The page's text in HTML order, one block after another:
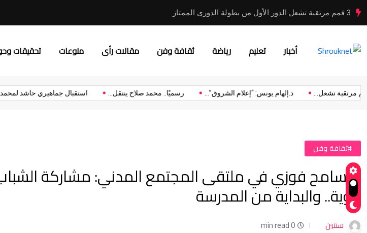
3 قمم مرتقبة تشعل الدور الأول من بطولة الدوري الممتاز
أخبار تعليم رياضة ثقافة وفن مقالات رأى منوعات تحقيقات
استقبال جماهيري حاشد رسميًا.. محمد صلاح ينتقل... د.إلهام يونس: “إعلام الشروق”... 3 قمم مرتقبة تشعل...
#ثقافة وفن
د. سامح فوزي في ملتقى المجتمع المدني: مشاركة
قوية.. والبداية من المدرسة
سنتين 0 min read